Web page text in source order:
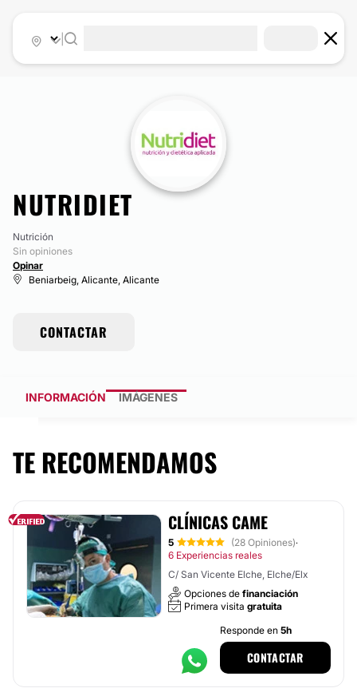
NUTRIDIET
Nutrición
Sin opiniones
Opinar
Beniarbeig, Alicante, Alicante
CONTACTAR
INFORMACIÓN IMÁGENES
TE RECOMENDAMOS
CLÍNICAS CAME
5 (28 Opiniones)·
6 Experiencias reales
C/ San Vicente Elche, Elche/Elx
Opciones de financiación
Primera visita gratuita
Responde en 5h
CONTACTAR